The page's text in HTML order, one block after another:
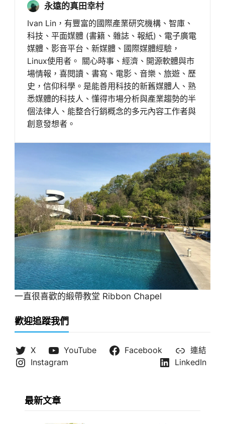
永遠的真田幸村
Ivan Lin，有豐富的國際產業研究機構、智庫、
科技、平面媒體 (書籍、雜誌、報紙)、電子廣電
媒體、影音平台、新媒體、國際媒體經驗，
Linux使用者。 關心時事、經濟、開源軟體與市
場情報，喜閱讀、書寫、電影、音樂、旅遊、歷
史，信仰科學。是能善用科技的新舊媒體人、熟
悉媒體的科技人、懂得市場分析與產業趨勢的半
個法律人、能整合行銷概念的多元內容工作者與
創意發想者。
一直很喜歡的緞帶教堂 Ribbon Chapel
歡迎追蹤我們
X YouTube Facebook
連結
Instagram
LinkedIn
最新文章